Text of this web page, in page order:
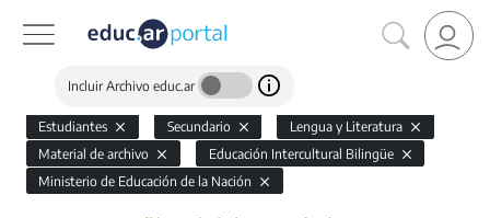
Incluir Archivo educ.ar
Estudiantes Secundario
Lengua y Literatura
Material de archivo
Educación Intercultural Bilingüe
Ministerio de Educación de la Nación